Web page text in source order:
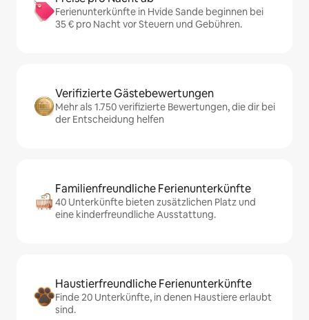
Ferienunterkünfte in Hvide Sande beginnen bei
35 € pro Nacht vor Steuern und Gebühren.
Verifizierte Gästebewertungen
Mehr als 1.750 verifizierte Bewertungen, die dir bei
der Entscheidung helfen
Familienfreundliche Ferienunterkünfte
40 Unterkünfte bieten zusätzlichen Platz und
eine kinderfreundliche Ausstattung.
Haustierfreundliche Ferienunterkünfte
Finde 20 Unterkünfte, in denen Haustiere erlaubt
sind.